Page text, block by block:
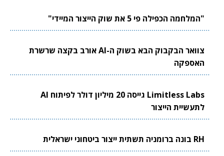
"המלחמה הכפילה פי 5 את שוק הייצור המיידי"
צוואר הבקבוק הבא בשוק ה-AI אורב בקצה שרשרת
האספקה
Limitless Labs גייסה 20 מיליון דולר לפיתוח AI
לתעשיית הייצור
RH בונה ברומניה תשתית ייצור ביטחוני ישראלית